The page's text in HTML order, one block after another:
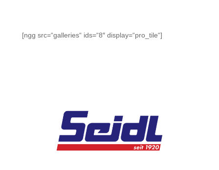
[ngg src=“galleries“ ids=“8″ display=“pro_tile“]